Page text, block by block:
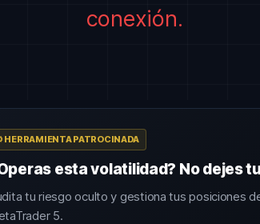
conexión.
HERRAMIENTA PATROCINADA
esta volatilidad? No dejes
tu riesgo oculto y gestiona tus posiciones
5.